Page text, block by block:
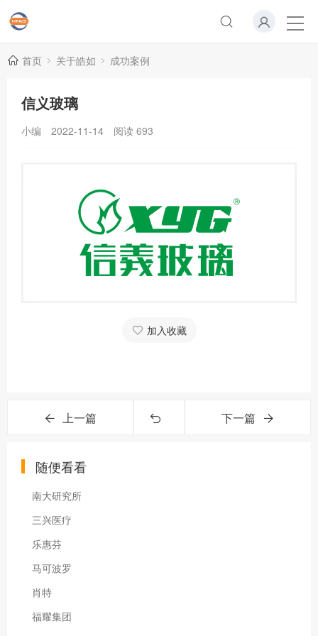
首页 关于皓如 成功案例
信义玻璃
小编 2022-11-14 阅读 693
加入收藏
上一篇 下一篇
随便看看
南大研究所
三兴医疗
乐惠芬
马可波罗
肖特
福耀集团